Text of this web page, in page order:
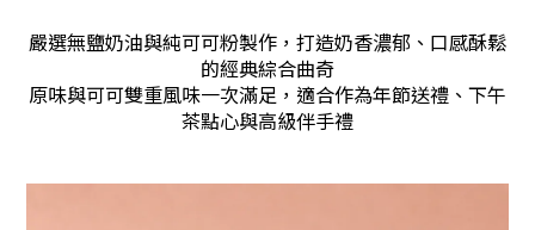
嚴選無鹽奶油與純可可粉製作，打造奶香濃郁、口感酥鬆
的經典綜合曲奇
原味與可可雙重風味一次滿足，適合作為年節送禮、下午
茶點心與高級伴手禮